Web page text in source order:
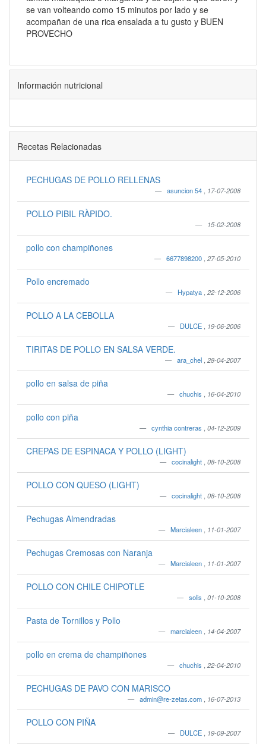
se van volteando como 15 minutos por lado y se
acompañan de una rica ensalada a tu gusto y BUEN
PROVECHO
Información nutricional
Recetas Relacionadas
PECHUGAS DE POLLO RELLENAS
asuncion 54 17-07-2008
POLLO PIBIL RÀPIDO.
15-02-2008
pollo con champiñones
6677898200 27-05-2010
Pollo encremado
Hypatya 22-12-2006
POLLO A LA CEBOLLA
DULCE 19-06-2006
TIRITAS DE POLLO EN SALSA VERDE.
ara_chel 28-04-2007
pollo en salsa de piña
chuchis 16-04-2010
pollo con piña
cynthia contreras 04-12-2009
CREPAS DE ESPINACA Y POLLO (LIGHT)
cocinalight 08-10-2008
POLLO CON QUESO (LIGHT)
cocinalight 08-10-2008
Pechugas Almendradas
Marcialeen 11-01-2007
Pechugas Cremosas con Naranja
Marcialeen 11-01-2007
POLLO CON CHILE CHIPOTLE
solis 01-10-2008
Pasta de Tornillos y Pollo
marcialeen 14-04-2007
pollo en crema de champiñones
chuchis 22-04-2010
PECHUGAS DE PAVO CON MARISCO
admin@re-zetas.com 16-07-2013
POLLO CON PIÑA
DULCE 19-09-2007